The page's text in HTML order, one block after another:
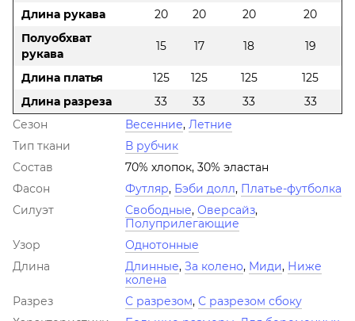
Длина рукава
20 20 20
20
Полуобхват
рукава
15 17 18 19
Длина платья 125 125 125
125
Длина разреза
33 33 33
33
Сезон
Весенние, Летние
Тип ткани
В рубчик
Состав
70% хлопок, 30% эластан
Фасон
Футляр, Бэби долл, Платье-футболка
Силуэт
Свободные, Оверсайз,
Полуприлегающие
Узор
Однотонные
Длина
Длинные, За колено, Миди, Ниже
колена
Разрез
С разрезом, С разрезом сбоку